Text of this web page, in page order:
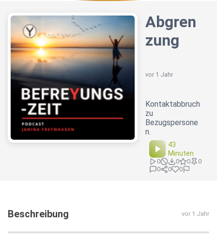
Abgren
zung
vor 1 Jahr
Kontaktabbruch
zu
Bezugspersone
n.
43
Minuten
0 0 0
0
0
0 0
Beschreibung vor 1 Jahr